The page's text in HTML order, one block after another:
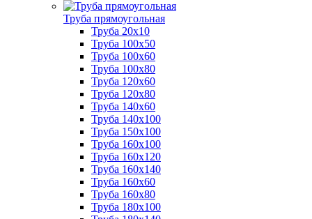
Труба прямоугольная
Труба 20x10
Труба 100x50
Труба 100x60
Труба 100x80
Труба 120x60
Труба 120x80
Труба 140x60
Труба 140x100
Труба 150x100
Труба 160x100
Труба 160x120
Труба 160x140
Труба 160x60
Труба 160x80
Труба 180x100